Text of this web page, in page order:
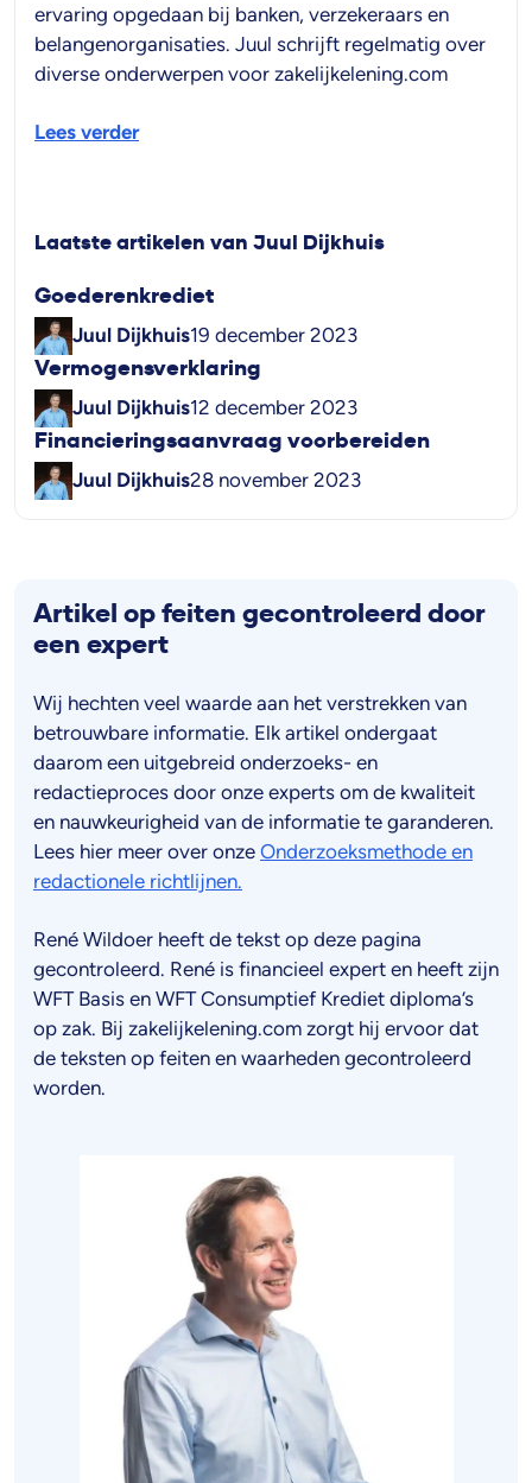
ervaring opgedaan bij banken, verzekeraars en
belangenorganisaties. Juul schrijft regelmatig over
diverse onderwerpen voor zakelijkelening.com
Lees verder
Laatste artikelen van Juul Dijkhuis
Goederenkrediet
Juul Dijkhuis19 december 2023
Vermogensverklaring
Juul Dijkhuis12 december 2023
Financieringsaanvraag voorbereiden
Juul Dijkhuis28 november 2023
Artikel op feiten gecontroleerd door
een expert
Wij hechten veel waarde aan het verstrekken van
betrouwbare informatie. Elk artikel ondergaat
daarom een uitgebreid onderzoeks- en
redactieproces door onze experts om de kwaliteit
en nauwkeurigheid van de informatie te garanderen.
Lees hier meer over onze Onderzoeksmethode en
redactionele richtlijnen.
René Wildoer heeft de tekst op deze pagina
gecontroleerd. René is financieel expert en heeft zijn
WFT Basis en WFT Consumptief Krediet diploma’s
op zak. Bij zakelijkelening.com zorgt hij ervoor dat
de teksten op feiten en waarheden gecontroleerd
worden.